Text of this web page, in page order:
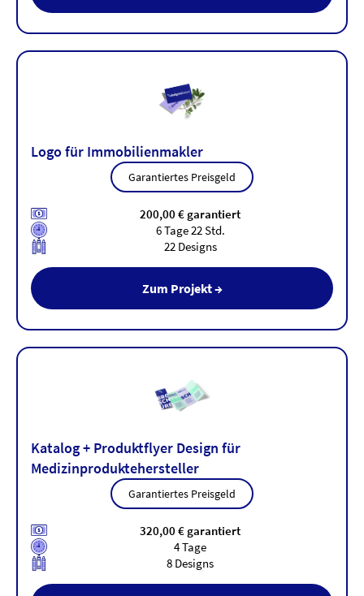
Logo für Immobilienmakler
Garantiertes Preisgeld
200,00 € garantiert
6 Tage 22 Std.
22 Designs
Zum Projekt →
Katalog + Produktflyer Design für
Medizinproduktehersteller
Garantiertes Preisgeld
320,00 € garantiert
4 Tage
8 Designs